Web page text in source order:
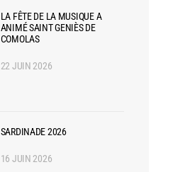
LA FÊTE DE LA MUSIQUE A
ANIMÉ SAINT GENIÈS DE
COMOLAS
22 JUIN 2026
SARDINADE 2026
16 JUIN 2026